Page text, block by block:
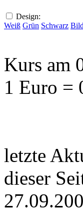
Design:
Weiß Grün Schwarz Bild
Kurs am
1 Euro =
letzte
dieser